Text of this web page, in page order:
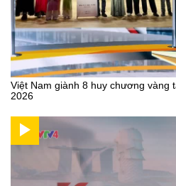
Việt Nam giành 8 huy chương vàng
2026